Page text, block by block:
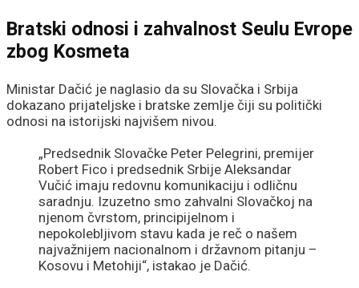
Bratski odnosi i zahvalnost Seulu Evrope
zbog Kosmeta
Ministar Dačić je naglasio da su Slovačka i Srbija
dokazano prijateljske i bratske zemlje čiji su politički
odnosi na istorijski najvišem nivou.
„Predsednik Slovačke Peter Pelegrini, premijer
Robert Fico i predsednik Srbije Aleksandar
Vučić imaju redovnu komunikaciju i odličnu
saradnju. Izuzetno smo zahvalni Slovačkoj na
njenom čvrstom, principijelnom i
nepokolebljivom stavu kada je reč o našem
najvažnijem nacionalnom i državnom pitanju –
Kosovu i Metohiji“, istakao je Dačić.